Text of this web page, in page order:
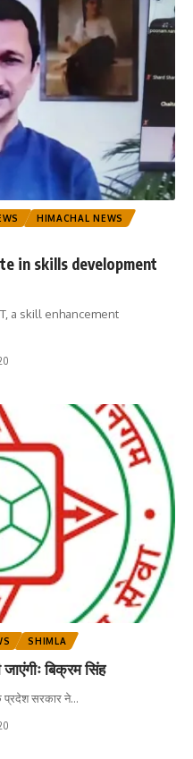
HIMACHAL NEWS
in skills development
a skill enhancement
SHIMLA
बिक्रम सिंह
प्रदेश सरकार ने…